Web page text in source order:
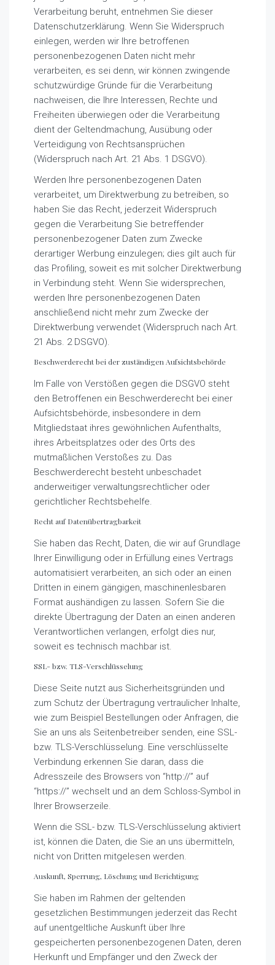
Verarbeitung beruht, entnehmen Sie dieser
Datenschutzerklärung. Wenn Sie Widerspruch
einlegen, werden wir Ihre betroffenen
personenbezogenen Daten nicht mehr
verarbeiten, es sei denn, wir können zwingende
schutzwürdige Gründe für die Verarbeitung
nachweisen, die Ihre Interessen, Rechte und
Freiheiten überwiegen oder die Verarbeitung
dient der Geltendmachung, Ausübung oder
Verteidigung von Rechtsansprüchen
(Widerspruch nach Art. 21 Abs. 1 DSGVO).
Werden Ihre personenbezogenen Daten
verarbeitet, um Direktwerbung zu betreiben, so
haben Sie das Recht, jederzeit Widerspruch
gegen die Verarbeitung Sie betreffender
personenbezogener Daten zum Zwecke
derartiger Werbung einzulegen; dies gilt auch für
das Profiling, soweit es mit solcher Direktwerbung
in Verbindung steht. Wenn Sie widersprechen,
werden Ihre personenbezogenen Daten
anschließend nicht mehr zum Zwecke der
Direktwerbung verwendet (Widerspruch nach Art.
21 Abs. 2 DSGVO).
Beschwerderecht bei der zuständigen Aufsichtsbehörde
Im Falle von Verstößen gegen die DSGVO steht
den Betroffenen ein Beschwerderecht bei einer
Aufsichtsbehörde, insbesondere in dem
Mitgliedstaat ihres gewöhnlichen Aufenthalts,
ihres Arbeitsplatzes oder des Orts des
mutmaßlichen Verstoßes zu. Das
Beschwerderecht besteht unbeschadet
anderweitiger verwaltungsrechtlicher oder
gerichtlicher Rechtsbehelfe.
Recht auf Datenübertragbarkeit
Sie haben das Recht, Daten, die wir auf Grundlage
Ihrer Einwilligung oder in Erfüllung eines Vertrags
automatisiert verarbeiten, an sich oder an einen
Dritten in einem gängigen, maschinenlesbaren
Format aushändigen zu lassen. Sofern Sie die
direkte Übertragung der Daten an einen anderen
Verantwortlichen verlangen, erfolgt dies nur,
soweit es technisch machbar ist.
SSL- bzw. TLS-Verschlüsselung
Diese Seite nutzt aus Sicherheitsgründen und
zum Schutz der Übertragung vertraulicher Inhalte,
wie zum Beispiel Bestellungen oder Anfragen, die
Sie an uns als Seitenbetreiber senden, eine SSL-
bzw. TLS-Verschlüsselung. Eine verschlüsselte
Verbindung erkennen Sie daran, dass die
Adresszeile des Browsers von “http://” auf
“https://” wechselt und an dem Schloss-Symbol in
Ihrer Browserzeile.
Wenn die SSL- bzw. TLS-Verschlüsselung aktiviert
ist, können die Daten, die Sie an uns übermitteln,
nicht von Dritten mitgelesen werden.
Auskunft, Sperrung, Löschung und Berichtigung
Sie haben im Rahmen der geltenden
gesetzlichen Bestimmungen jederzeit das Recht
auf unentgeltliche Auskunft über Ihre
gespeicherten personenbezogenen Daten, deren
Herkunft und Empfänger und den Zweck der